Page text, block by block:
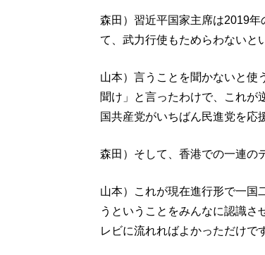
森田）習近平国家主席は2019
て、武力行使もためらわないと
山本）言うことを聞かないと使
聞け」と言ったわけで、これが
国共産党がいちばん民進党を応
森田）そして、香港での一連の
山本）これが現在進行形で一国
うということをみんなに認識さ
レビに流れればよかっただけで